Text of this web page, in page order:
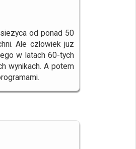
od ponad 50
Ale czlowiek juz
w latach 60-tych
wynikach. A potem